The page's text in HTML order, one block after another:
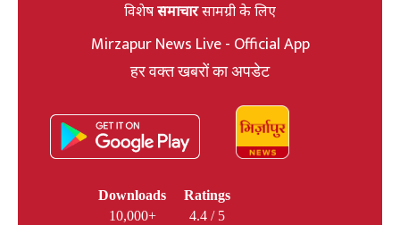
विशेषसमाचारसामग्री के लिए
Mirzapur News Live - Official App
हर वक्त खबरों का अपडेट
Downloads
10,000+
Ratings
4.4 / 5